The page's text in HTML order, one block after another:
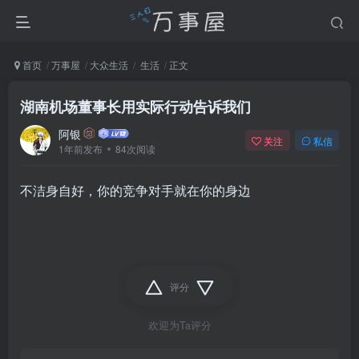
首页 万事屋 大众生活 生活 正文
湖南机场董事长用实际行动告诉我们
阿银
1年前发布 84次阅读
关注 私信
不洁身自好，你的竞争对手就在你的身边
评分
欢迎为Ta评分